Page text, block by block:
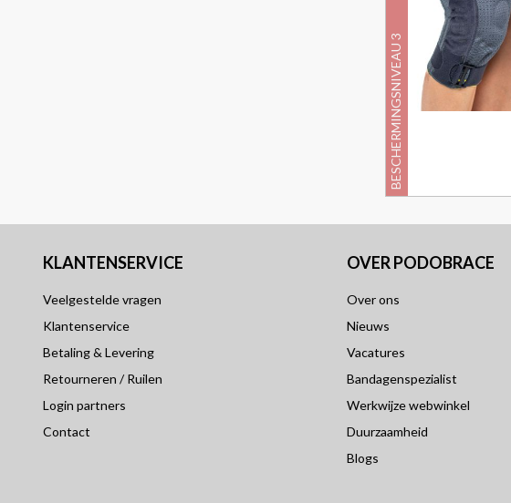
BESCHERMINGSNIVEAU 3
KLANTENSERVICE
Veelgestelde vragen
Klantenservice
Betaling & Levering
Retourneren / Ruilen
Login partners
Contact
OVER PODOBRACE
Over ons
Nieuws
Vacatures
Bandagenspezialist
Werkwijze webwinkel
Duurzaamheid
Blogs